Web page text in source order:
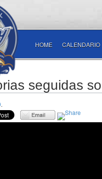
HOME CALENDARIO
seguidas
.